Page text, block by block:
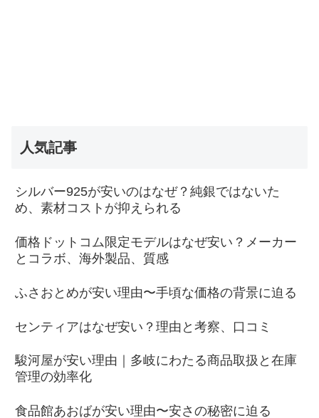
人気記事
シルバー925が安いのはなぜ？純銀ではないた
め、素材コストが抑えられる
価格ドットコム限定モデルはなぜ安い？メーカー
とコラボ、海外製品、質感
ふさおとめが安い理由〜手頃な価格の背景に迫る
センティアはなぜ安い？理由と考察、口コミ
駿河屋が安い理由｜多岐にわたる商品取扱と在庫
管理の効率化
食品館あおばが安い理由〜安さの秘密に迫る